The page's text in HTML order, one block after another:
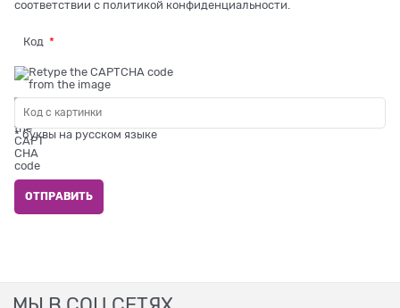
соответствии с политикой конфиденциальности
Код
* буквы на русском языке